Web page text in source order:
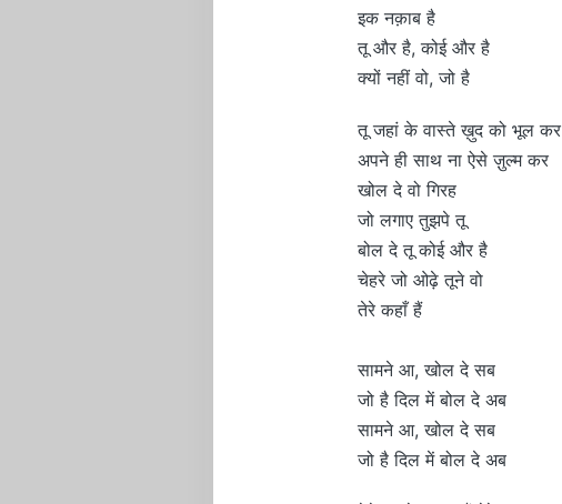
इक नक़ाब है
तू और है, कोई और है
क्यों नहीं वो, जो है
तू जहां के वास्ते ख़ुद को भूल कर
अपने ही साथ ना ऐसे ज़ुल्म कर
खोल दे वो गिरह
जो लगाए तुझपे तू
बोल दे तू कोई और है
चेहरे जो ओढ़े तूने वो
तेरे कहाँ हैं
सामने आ, खोल दे सब
जो है दिल में बोल दे अब
सामने आ, खोल दे सब
जो है दिल में बोल दे अब